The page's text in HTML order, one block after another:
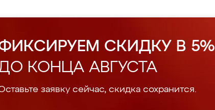
СКИДКУ В 5%
КОНЦА АВГУСТА
заявку сейчас, скидка сохранится.